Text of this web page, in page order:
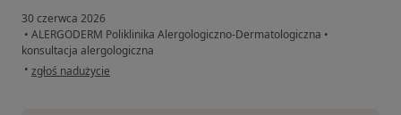
30 czerwca 2026
• ALERGODERM Poliklinika Alergologiczno-Dermatologiczna •
konsultacja alergologiczna
• w opinii użytkownika Wiktoria
zgłoś nadużycie